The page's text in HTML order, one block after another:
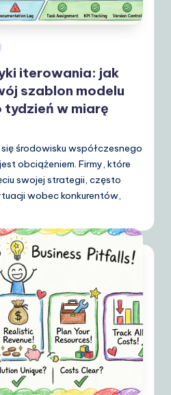
iterowania: jak
szablon modelu
w miarę
środowisku współczesnego
obciążeniem. Firmy, które
swojej strategii, często
wobec konkurentów,